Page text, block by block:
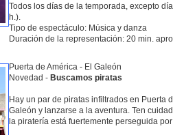
Todos los días de la temporada, excepto
h.).
Tipo de espectáculo: Música y danza
Duración de la representación: 20 min.
Puerta de América - El Galeón
Novedad - Buscamos piratas
Hay un par de piratas infiltrados en Puerta
Galeón y lanzarse a la aventura. Ten
la piratería está fuertemente perseguida